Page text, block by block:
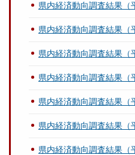
県内経済動向調査結果（
県内経済動向調査結果（
県内経済動向調査結果（
県内経済動向調査結果（
県内経済動向調査結果（
県内経済動向調査結果（
県内経済動向調査結果（